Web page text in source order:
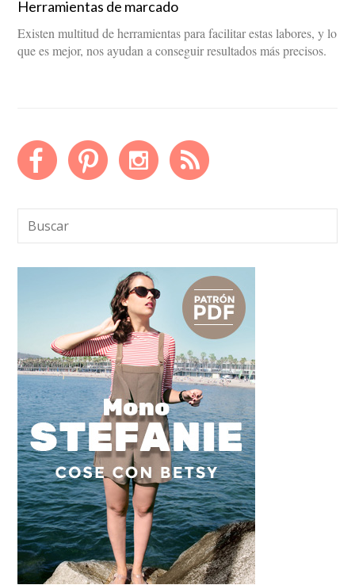
Herramientas de marcado
Existen multitud de herramientas para facilitar estas labores, y lo
que es mejor, nos ayudan a conseguir resultados más precisos.